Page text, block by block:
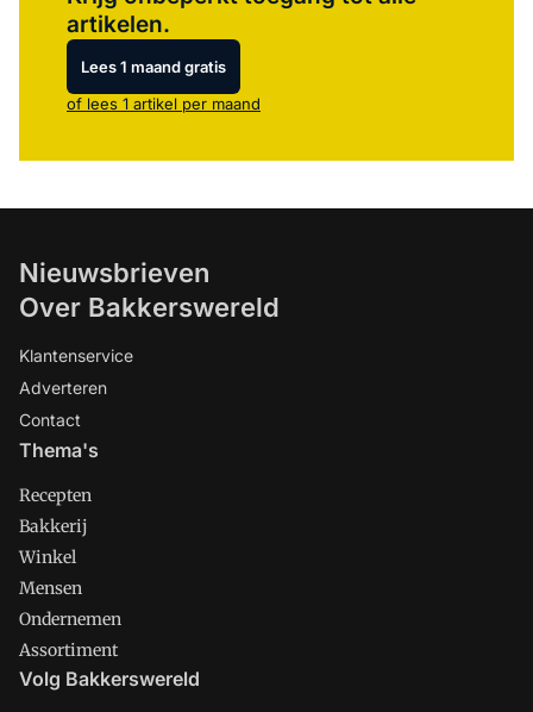
artikelen.
Lees 1 maand gratis
of lees 1 artikel per maand
Nieuwsbrieven
Over Bakkerswereld
Klantenservice
Adverteren
Contact
Thema's
Recepten
Bakkerij
Winkel
Mensen
Ondernemen
Assortiment
Volg Bakkerswereld